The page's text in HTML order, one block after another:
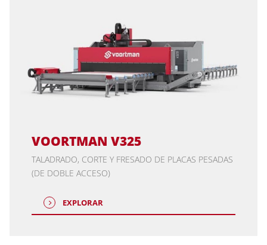
VOORTMAN V325
TALADRADO, CORTE Y FRESADO DE PLACAS PESADAS
(DE DOBLE ACCESO)
EXPLORAR